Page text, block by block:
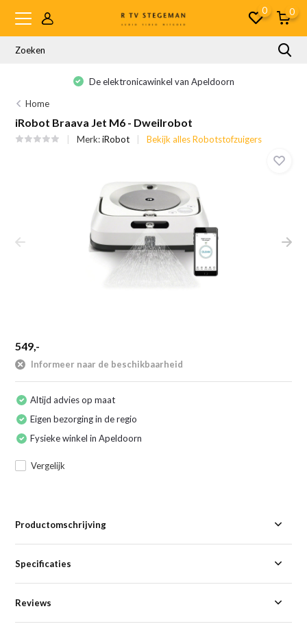
0 0
De elektronicawinkel van Apeldoorn
Home
iRobot Braava Jet M6 - Dweilrobot
Merk:iRobot Bekijk alles Robotstofzuigers
549,-
Informeer naar de beschikbaarheid
Altijd advies op maat
Eigen bezorging in de regio
Fysieke winkel in Apeldoorn
Vergelijk
Productomschrijving
Specificaties
Reviews